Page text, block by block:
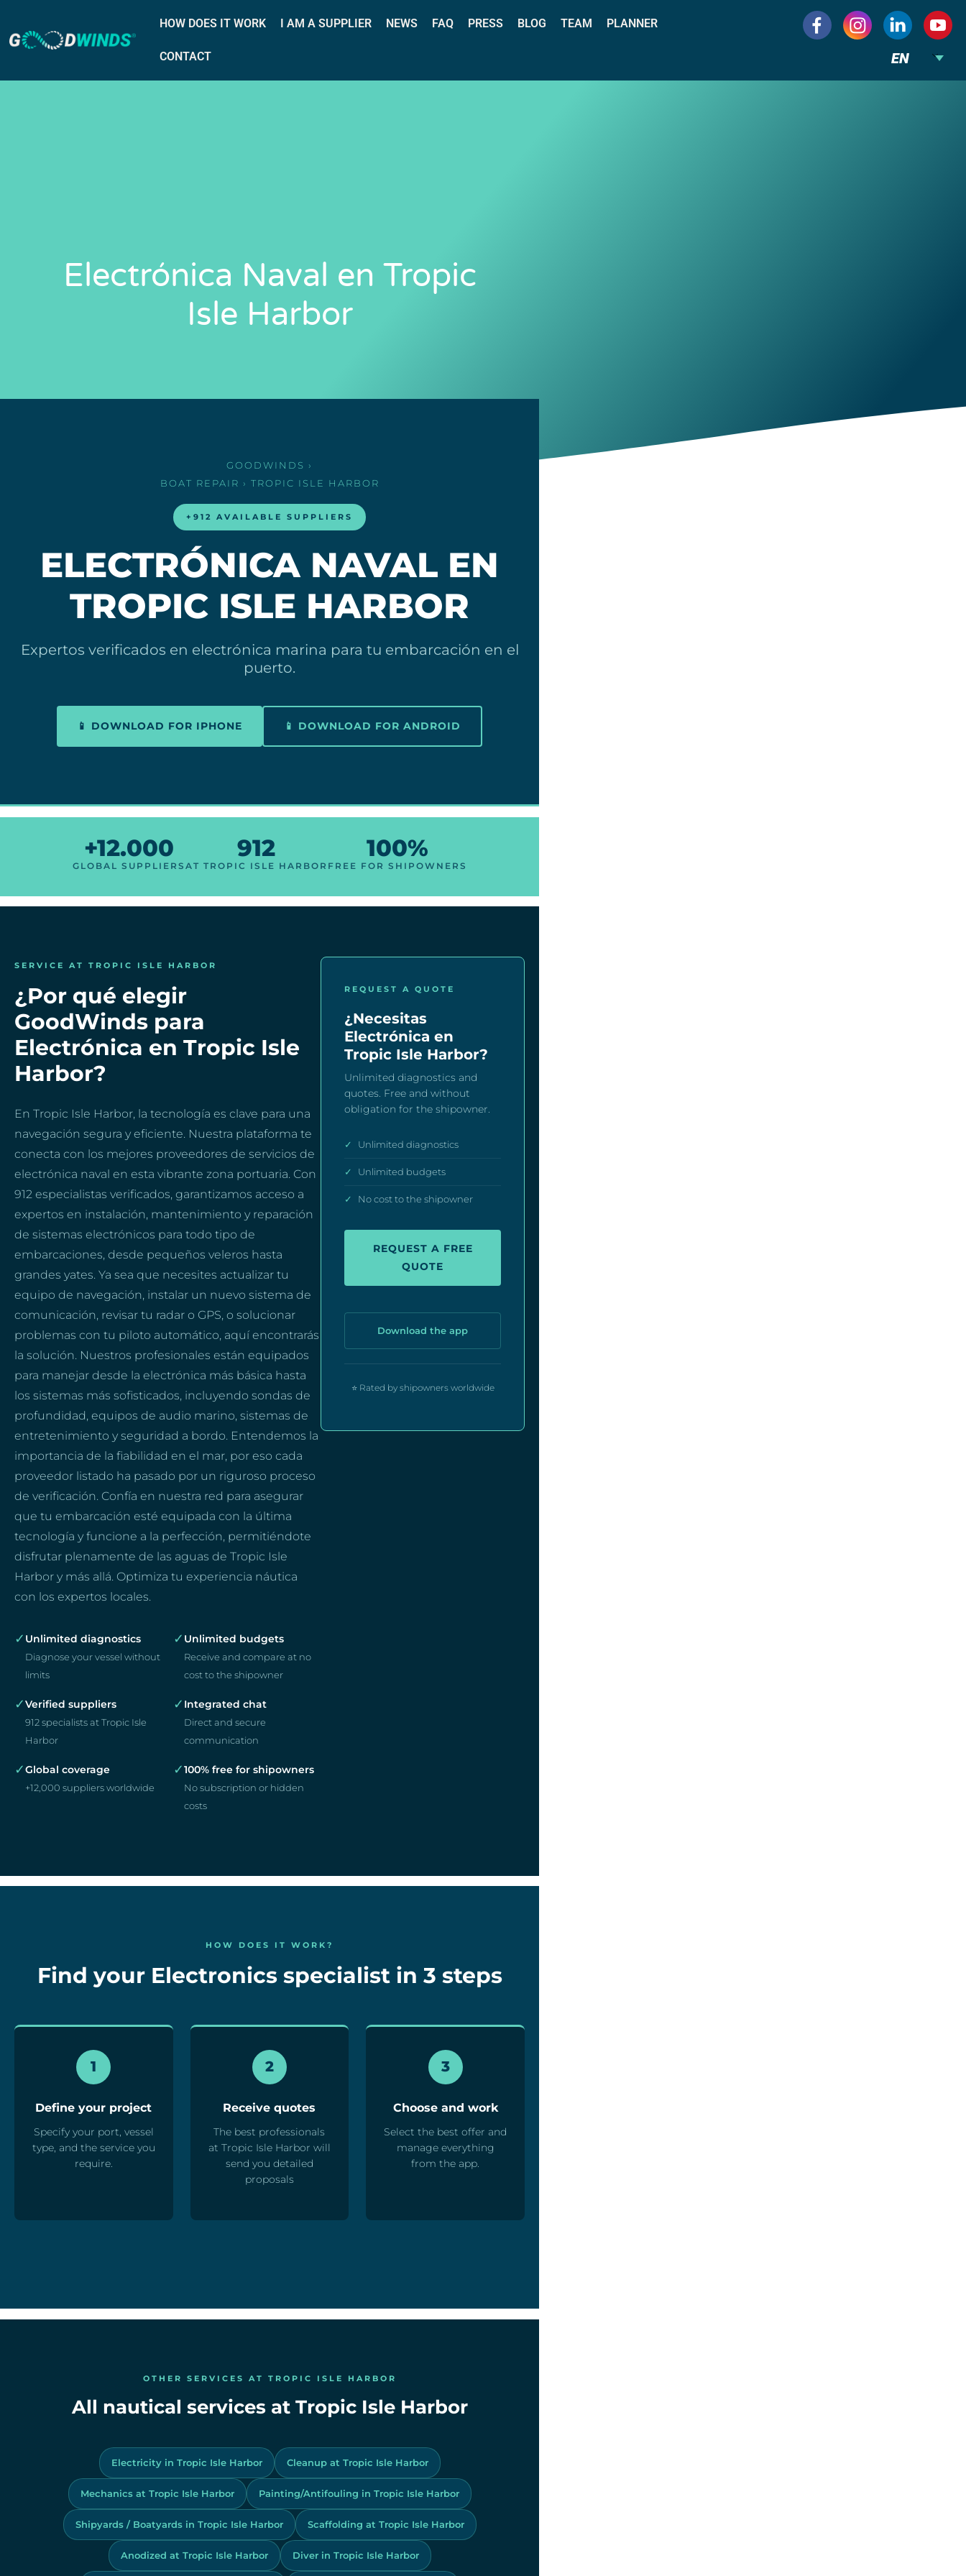
HOW DOES IT WORK I AM A SUPPLIER NEWS FAQ PRESS BLOG TEAM PLANNER
CONTACT EN
Electrónica Naval en Tropic
Isle Harbor
GOODWINDS ›
BOAT REPAIR › TROPIC ISLE HARBOR
+912 AVAILABLE SUPPLIERS
ELECTRÓNICA NAVAL EN
TROPIC ISLE HARBOR
Expertos verificados en electrónica marina para tu embarcación en el
puerto.
📱 DOWNLOAD FOR IPHONE 📱 DOWNLOAD FOR ANDROID
+12.000
GLOBAL SUPPLIERS
912
AT TROPIC ISLE HARBOR
100%
FREE FOR SHIPOWNERS
SERVICE AT TROPIC ISLE HARBOR
¿Por qué elegir
GoodWinds para
Electrónica en Tropic Isle
Harbor?
En Tropic Isle Harbor, la tecnología es clave para una
navegación segura y eficiente. Nuestra plataforma te
conecta con los mejores proveedores de servicios de
electrónica naval en esta vibrante zona portuaria. Con
912 especialistas verificados, garantizamos acceso a
expertos en instalación, mantenimiento y reparación
de sistemas electrónicos para todo tipo de
embarcaciones, desde pequeños veleros hasta
grandes yates. Ya sea que necesites actualizar tu
equipo de navegación, instalar un nuevo sistema de
comunicación, revisar tu radar o GPS, o solucionar
problemas con tu piloto automático, aquí encontrarás
la solución. Nuestros profesionales están equipados
para manejar desde la electrónica más básica hasta
los sistemas más sofisticados, incluyendo sondas de
profundidad, equipos de audio marino, sistemas de
entretenimiento y seguridad a bordo. Entendemos la
importancia de la fiabilidad en el mar, por eso cada
proveedor listado ha pasado por un riguroso proceso
de verificación. Confía en nuestra red para asegurar
que tu embarcación esté equipada con la última
tecnología y funcione a la perfección, permitiéndote
disfrutar plenamente de las aguas de Tropic Isle
Harbor y más allá. Optimiza tu experiencia náutica
con los expertos locales.
✓ Unlimited diagnostics
Diagnose your vessel without
limits
✓ Unlimited budgets
Receive and compare at no
cost to the shipowner
✓Verified suppliers
912 specialists at Tropic Isle
Harbor
✓ Integrated chat
Direct and secure
communication
✓Global coverage
+12,000 suppliers worldwide
✓100% free for shipowners
No subscription or hidden
costs
REQUEST A QUOTE
¿Necesitas
Electrónica en
Tropic Isle Harbor?
Unlimited diagnostics and
quotes. Free and without
obligation for the shipowner.
✓ Unlimited diagnostics
✓ Unlimited budgets
✓ No cost to the shipowner
REQUEST A FREE
QUOTE
Download the app
⭐ Rated by shipowners worldwide
HOW DOES IT WORK?
Find your Electronics specialist in 3 steps
1
Define your project
Specify your port, vessel
type, and the service you
require.
2
Receive quotes
The best professionals
at Tropic Isle Harbor will
send you detailed
proposals
3
Choose and work
Select the best offer and
manage everything
from the app.
OTHER SERVICES AT TROPIC ISLE HARBOR
All nautical services at Tropic Isle Harbor
Electricity in Tropic Isle Harbor Cleanup at Tropic Isle Harbor
Mechanics at Tropic Isle Harbor Painting/Antifouling in Tropic Isle Harbor
Shipyards / Boatyards in Tropic Isle Harbor Scaffolding at Tropic Isle Harbor
Anodized at Tropic Isle Harbor Diver in Tropic Isle Harbor